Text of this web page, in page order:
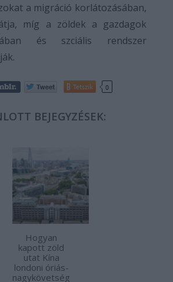
a migráció korlátozásában,
míg a zöldek a gazdagok
és szciális rendszer
Tetszik 0
BEJEGYZÉSEK:
Hogyan
kapott zöld
utat Kína
londoni óriás-
nagykövetség